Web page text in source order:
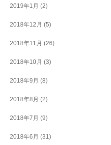
2019年1月 (2)
2018年12月 (5)
2018年11月 (26)
2018年10月 (3)
2018年9月 (8)
2018年8月 (2)
2018年7月 (9)
2018年6月 (31)